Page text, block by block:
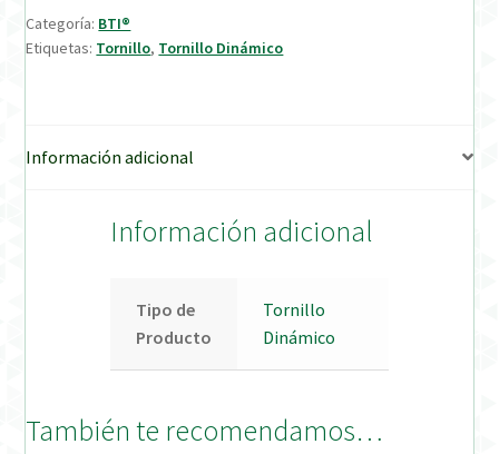
Categoría: BTI®
Etiquetas: Tornillo, Tornillo Dinámico
Información adicional
Información adicional
Tipo de
Producto
Tornillo
Dinámico
También te recomendamos…